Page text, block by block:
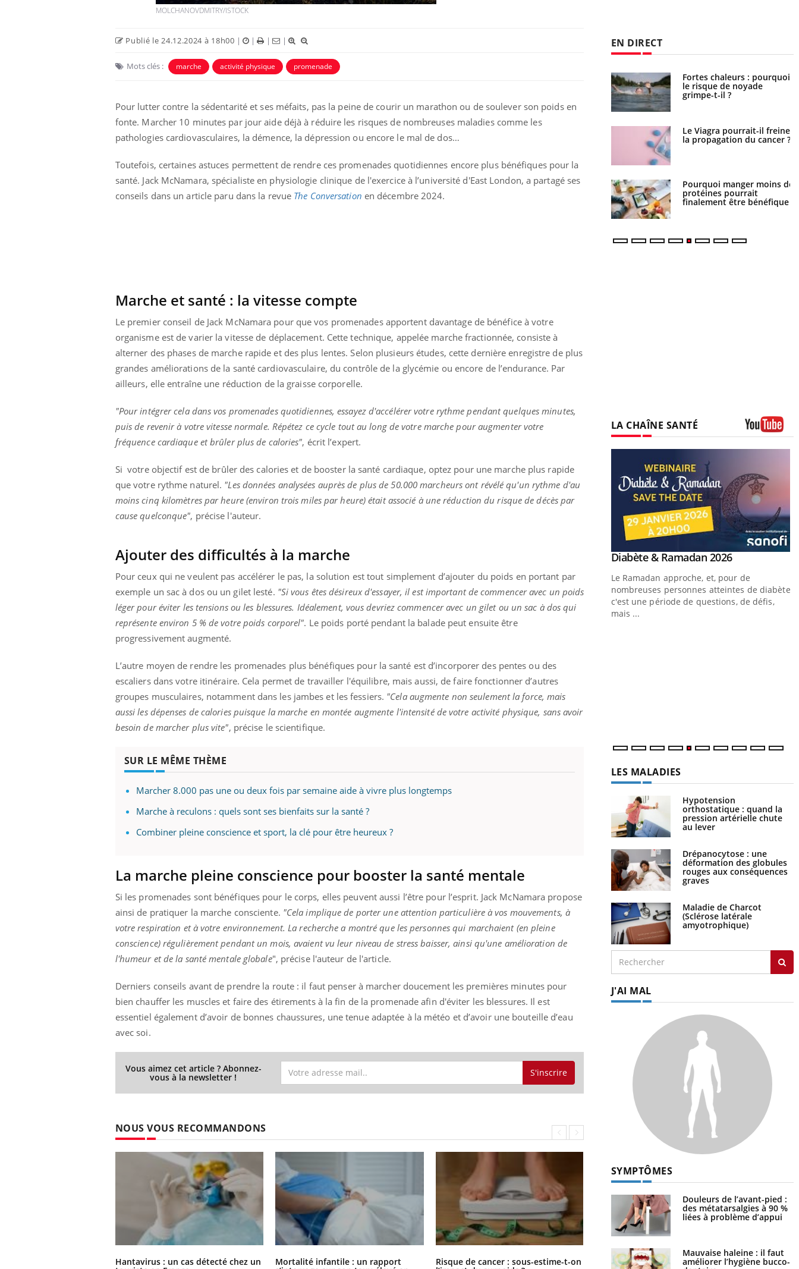
MOLCHANOVDMITRY/ISTOCK
Publié le 24.12.2024 à 18h00 | | | |
Mots clés : marche activité physique promenade
Pour lutter contre la sédentarité et ses méfaits, pas la peine de courir un marathon ou de soulever son poids en
fonte. Marcher 10 minutes par jour aide déjà à réduire les risques de nombreuses maladies comme les
pathologies cardiovasculaires, la démence, la dépression ou encore le mal de dos…
Toutefois, certaines astuces permettent de rendre ces promenades quotidiennes encore plus bénéfiques pour la
santé. Jack McNamara, spécialiste en physiologie clinique de l'exercice à l’université d'East London, a partagé ses
conseils dans un article paru dans la revue The Conversation en décembre 2024.
Marche et santé : la vitesse compte
Le premier conseil de Jack McNamara pour que vos promenades apportent davantage de bénéfice à votre
organisme est de varier la vitesse de déplacement. Cette technique, appelée marche fractionnée, consiste à
alterner des phases de marche rapide et des plus lentes. Selon plusieurs études, cette dernière enregistre de plus
grandes améliorations de la santé cardiovasculaire, du contrôle de la glycémie ou encore de l’endurance. Par
ailleurs, elle entraîne une réduction de la graisse corporelle.
"Pour intégrer cela dans vos promenades quotidiennes, essayez d'accélérer votre rythme pendant quelques minutes,
puis de revenir à votre vitesse normale. Répétez ce cycle tout au long de votre marche pour augmenter votre
fréquence cardiaque et brûler plus de calories", écrit l’expert.
Si votre objectif est de brûler des calories et de booster la santé cardiaque, optez pour une marche plus rapide
que votre rythme naturel. "Les données analysées auprès de plus de 50.000 marcheurs ont révélé qu'un rythme d'au
moins cinq kilomètres par heure (environ trois miles par heure) était associé à une réduction du risque de décès par
cause quelconque", précise l'auteur.
Ajouter des difficultés à la marche
Pour ceux qui ne veulent pas accélérer le pas, la solution est tout simplement d’ajouter du poids en portant par
exemple un sac à dos ou un gilet lesté. "Si vous êtes désireux d'essayer, il est important de commencer avec un poids
léger pour éviter les tensions ou les blessures. Idéalement, vous devriez commencer avec un gilet ou un sac à dos qui
représente environ 5 % de votre poids corporel". Le poids porté pendant la balade peut ensuite être
progressivement augmenté.
L’autre moyen de rendre les promenades plus bénéfiques pour la santé est d’incorporer des pentes ou des
escaliers dans votre itinéraire. Cela permet de travailler l'équilibre, mais aussi, de faire fonctionner d’autres
groupes musculaires, notamment dans les jambes et les fessiers. "Cela augmente non seulement la force, mais
aussi les dépenses de calories puisque la marche en montée augmente l'intensité de votre activité physique, sans avoir
besoin de marcher plus vite", précise le scientifique.
SUR LE MÊME THÈME
Marcher 8.000 pas une ou deux fois par semaine aide à vivre plus longtemps
Marche à reculons : quels sont ses bienfaits sur la santé ?
Combiner pleine conscience et sport, la clé pour être heureux ?
La marche pleine conscience pour booster la santé mentale
Si les promenades sont bénéfiques pour le corps, elles peuvent aussi l’être pour l’esprit. Jack McNamara propose
ainsi de pratiquer la marche consciente. "Cela implique de porter une attention particulière à vos mouvements, à
votre respiration et à votre environnement. La recherche a montré que les personnes qui marchaient (en pleine
conscience) régulièrement pendant un mois, avaient vu leur niveau de stress baisser, ainsi qu'une amélioration de
l'humeur et de la santé mentale globale", précise l'auteur de l'article.
Derniers conseils avant de prendre la route : il faut penser à marcher doucement les premières minutes pour
bien chauffer les muscles et faire des étirements à la fin de la promenade afin d'éviter les blessures. Il est
essentiel également d’avoir de bonnes chaussures, une tenue adaptée à la météo et d’avoir une bouteille d’eau
avec soi.
Vous aimez cet article ? Abonnez-
vous à la newsletter ! S'inscrire
NOUS VOUS RECOMMANDONS
Hantavirus : un cas détecté chez un Mortalité infantile : un rapport Risque de cancer : sous-estime-t-on Régimes cétogènes : un risque de
EN DIRECT
Chikungunya, dengue,
Les médicaments GLP-1
protègent-ils aussi les os ?
Cytomégalovirus : ce qui
change dans la prise en
charge des femmes
La sieste empêche-t-elle de
VIH : la fin du comprimé
tous les jours se profile-t-
Pourquoi votre ventre
gâche-t-il les premiers
jours de vos vacances ?
Fortes chaleurs : pourquoi
le risque de noyade
grimpe-t-il ?
Le Viagra pourrait-il freiner
la propagation du cancer ?
Pourquoi manger moins de
protéines pourrait
finalement être bénéfique
Grossesse et chaleur : ce
que dit la science
Le smartphone nuit-il à
l'apprentissage de la
lecture ?
Mordue par une tique en
vacances, elle reste dans le
coma pendant 42 jours
LA CHAÎNE SANTÉ
Insuline & Charge mentale : et si on
osait en parler??
En 2026, l'insuline dans le diabète de type 2
reste entourée d'idées reçues chez les
patients comme parfois chez les soignants.
Youtube
Eczéma Chronique des Mains : se
L'été arrive… et avec lui, un tout nouveau
rythme de vie ! Vacances, plage, piscine,
soleil, activités en plein air… Nos mains sont
...
Youtube
Diabète & Ramadan 2026Youtube
Le Ramadan approche, et, pour de
nombreuses personnes atteintes de diabète,
c'est une période de questions, de défis,
mais ...
Youtube
Un « jumeau numérique » pour
préventive Youtube
Un établissement lié à un groupe mutualiste
innove en matière de bilan de santé :
orthostatique : quand la
pression artérielle chute
au lever
déformation des globules
rouges aux conséquences
graves
(Sclérose latérale
amyotrophique)
des métatarsalgies à 90 %
liées à problème d’appui
améliorer l’hygiène bucco-
dentaire